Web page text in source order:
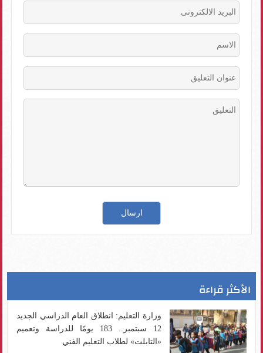
الأكثر قراءة
وزارة التعليم: انطلاق العام الدراسي الجديد
12 سبتمبر.. 183 يومًا للدراسة وتعميم
«التابلت» لطلاب التعليم الفني